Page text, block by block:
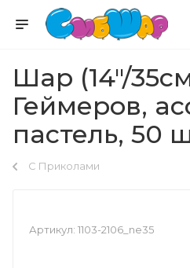
Шар (14"/
Геймеров,
пастель, 50
С Приколами
Артикул: 1103-2106_ne35